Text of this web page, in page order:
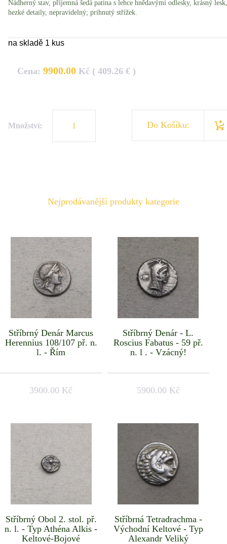
Nádherný stav, příjemná šedá patina s lehce hnědavými odlesky, krásný lesk,
hezké detaily, nepravidelný; prihnutý střížek.
na skladě 1 kus
Cena: 9900.00 Kč ( 409.26 € )
Množství: Do Košíku:
Nejprodávanější produkty kategorie
Stříbrný Denár Marcus
Herennius 108/107 př. n.
l. - Řím
3900.00 Kč
Stříbrný Denár - L.
Roscius Fabatus - 59 př.
n. l . - Vzácný!
5900.00 Kč
Stříbrný Obol 2. stol. př.
n. l. - Typ Athéna Alkis -
Keltové-Bojové
Stříbrná Tetradrachma -
Východní Keltové - Typ
Alexandr Veliký